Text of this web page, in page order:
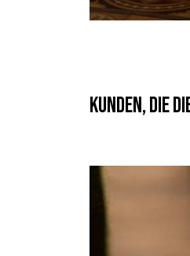
Kunden, die